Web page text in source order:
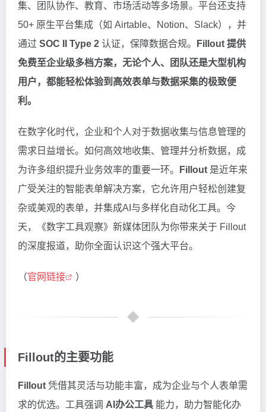
集、团队协作、教育、市场活动等多场景。平台还支持
50+ 原生平台集成（如 Airtable、Notion、Slack），并
通过 SOC II Type 2 认证，保障数据合规。
Fillout 提供
免费至企业级多档方案，无论个人、团队还是大型机构
用户，都能轻松体验到高效表单与数据采集的极致便
利。
在数字化时代，企业和个人对于数据收集与信息管理的
需求日益增长。如何高效地收集、管理并分析数据，成
为许多组织提升业务效率的重要一环。
Fillout 是近年来
广受关注的智能表单解决方案，它允许用户轻松创建复
杂或美观的表单，并集成AI与多样化自动化工具。今
天，《数字工具观察》新媒体团队为你带来关于 Fillout
的深度报道，助你全面认识这个强大平台。
（官网链接 ）
Fillout的主要功能
Fillout 凭借其灵活与功能丰富，成为企业与个人表单需
求的优选。工具强调 AI办公工具 能力，助力智能化办